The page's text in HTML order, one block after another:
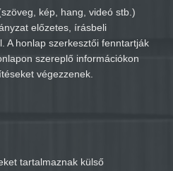
kép, hang, videó stb.)
előzetes, írásbeli
A honlap szerkesztői fenntartják
szereplő információkon
végezzenek.
tartalmaznak külső